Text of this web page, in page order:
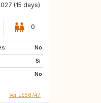
(15 days)
0
No
Si
No
Ver ES56747